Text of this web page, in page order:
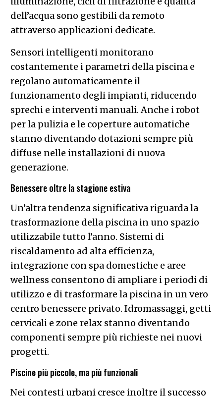
dell’acqua sono gestibili da remoto
attraverso applicazioni dedicate.
Sensori intelligenti monitorano
costantemente i parametri della piscina e
regolano automaticamente il
funzionamento degli impianti, riducendo
sprechi e interventi manuali. Anche i robot
per la pulizia e le coperture automatiche
stanno diventando dotazioni sempre più
diffuse nelle installazioni di nuova
generazione.
Benessere oltre la stagione estiva
Un’altra tendenza significativa riguarda la
trasformazione della piscina in uno spazio
utilizzabile tutto l’anno. Sistemi di
riscaldamento ad alta efficienza,
integrazione con spa domestiche e aree
wellness consentono di ampliare i periodi di
utilizzo e di trasformare la piscina in un vero
centro benessere privato. Idromassaggi, getti
cervicali e zone relax stanno diventando
componenti sempre più richieste nei nuovi
progetti.
Piscine più piccole, ma più funzionali
Nei contesti urbani cresce inoltre il successo